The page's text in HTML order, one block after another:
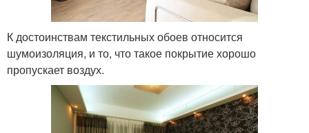
К достоинствам текстильных обоев относится
шумоизоляция, и то, что такое покрытие хорошо
пропускает воздух.